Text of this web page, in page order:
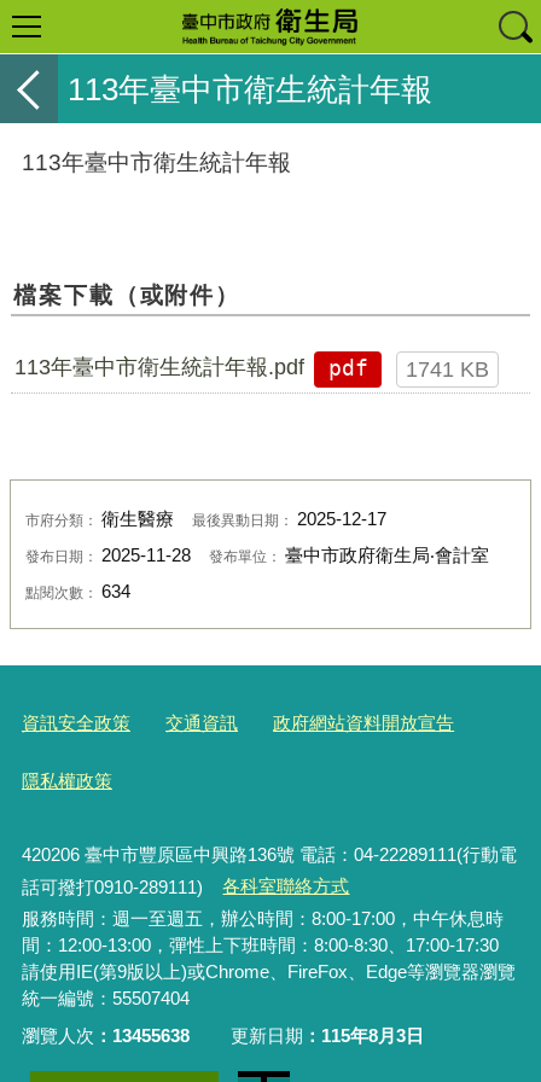
113年臺中市衛生統計年報
113年臺中市衛生統計年報
檔案下載（或附件）
113年臺中市衛生統計年報.pdf pdf 1741 KB
市府分類： 衛生醫療 最後異動日期： 2025-12-17
發布日期： 2025-11-28 發布單位： 臺中市政府衛生局‧會計室
點閱次數： 634
資訊安全政策 交通資訊 政府網站資料開放宣告
隱私權政策
420206臺中市豐原區中興路136號 電話：04-22289111(行動電
話可撥打0910-289111)
各科室聯絡方式
服務時間：週一至週五，辦公時間：8:00-17:00，中午休息時
間：12:00-13:00，彈性上下班時間：8:00-8:30、17:00-17:30
請使用IE(第9版以上)或Chrome、FireFox、Edge等瀏覽器瀏覽
統一編號：55507404
瀏覽人次
13455638 更新日期 115年8月3日